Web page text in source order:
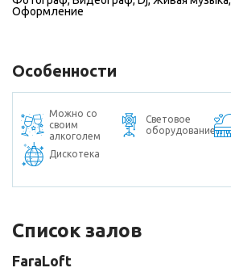
Оформление
Особенности
Можно со
своим
алкоголем
Световое
оборудование
Дискотека
Список залов
FaraLoft